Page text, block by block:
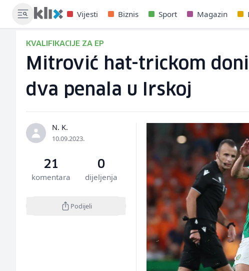
Vijesti Biznis Sport Magazin
KVALIFIKACIJE ZA EP
Mitrović hat-trickom
dva penala u Irskoj
N. K.
10.09.2023.
21
komentara
0
dijeljenja
Podijeli